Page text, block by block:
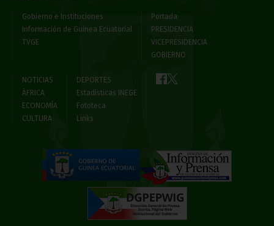
Gobierno e Instituciones
Información de Guinea Ecuatorial
TVGE
Portada
PRESIDENCIA
VICEPRESIDENCIA
GOBIERNO
NOTICIAS
ÁFRICA
ECONOMÍA
CULTURA
DEPORTES
Estadísticas INEGE
Fototeca
Links